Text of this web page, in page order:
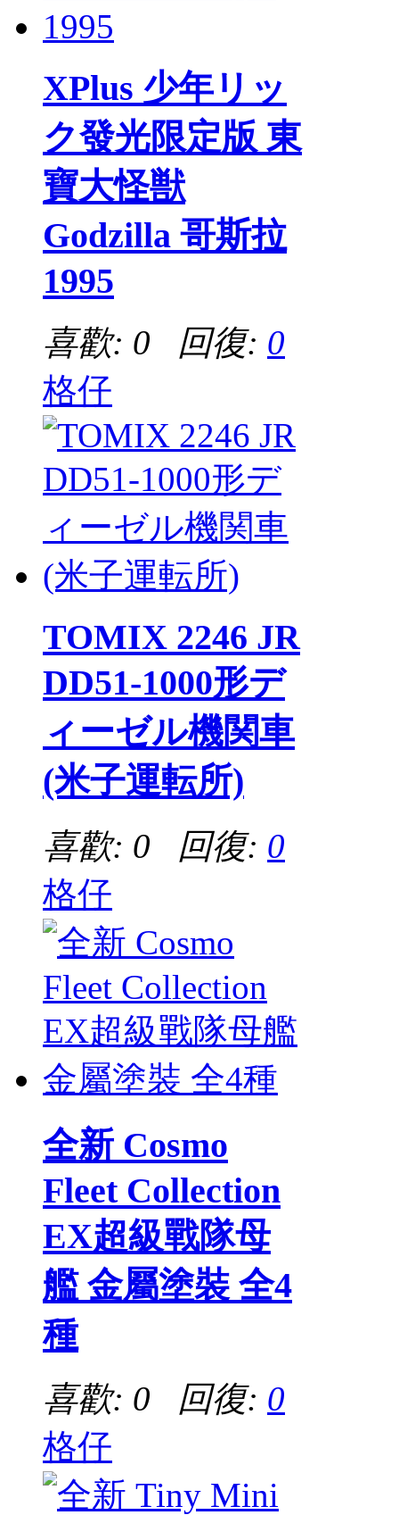
XPlus 少年リッ
ク發光限定版 東
寶大怪獣
Godzilla 哥斯拉
1995
喜歡: 0 回復: 0
格仔
TOMIX 2246 JR
DD51-1000形デ
ィーゼル機関車
(米子運転所)
喜歡: 0 回復: 0
格仔
全新 Cosmo
Fleet Collection
EX超級戰隊母
艦 金屬塗裝 全4
種
喜歡: 0 回復: 0
格仔